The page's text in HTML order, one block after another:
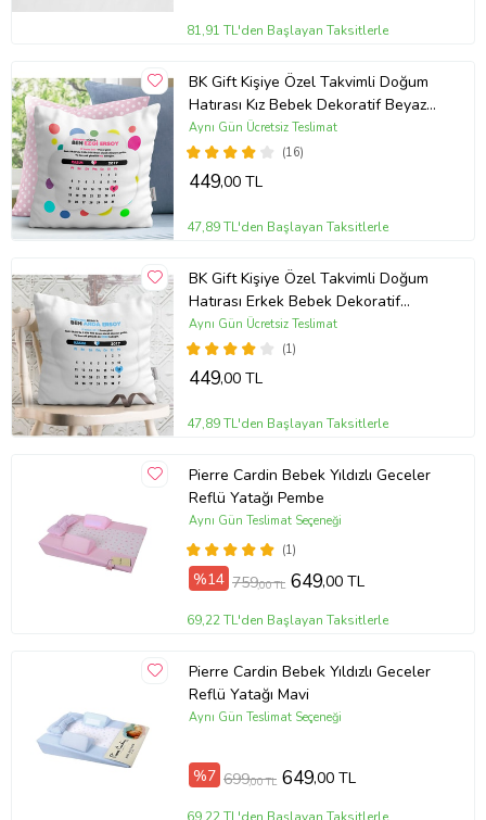
81,91 TL'den Başlayan Taksitlerle
BK Gift Kişiye Özel Takvimli Doğum
Hatırası Kız Bebek Dekoratif Beyaz
Yastık - 1
(16)
Aynı Gün Ücretsiz Teslimat
449,00 TL
47,89 TL'den Başlayan Taksitlerle
BK Gift Kişiye Özel Takvimli Doğum
Hatırası Erkek Bebek Dekoratif
Beyaz Yastık - 3
(1)
Aynı Gün Ücretsiz Teslimat
449,00 TL
47,89 TL'den Başlayan Taksitlerle
Pierre Cardin Bebek Yıldızlı Geceler
Reflü Yatağı Pembe
(1)
Aynı Gün Teslimat Seçeneği
%14 759,00 TL 649,00 TL
69,22 TL'den Başlayan Taksitlerle
Pierre Cardin Bebek Yıldızlı Geceler
Reflü Yatağı Mavi
Aynı Gün Teslimat Seçeneği
%7 699,00 TL 649,00 TL
69,22 TL'den Başlayan Taksitlerle